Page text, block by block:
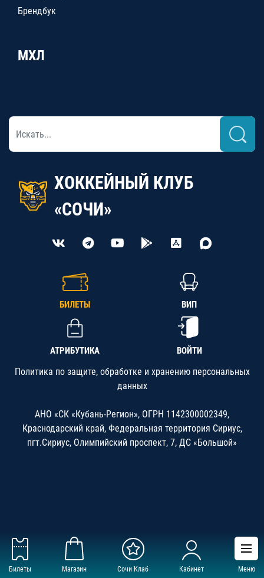
Билеты Магазин Сочи Клаб Кабинет Меню
Брендбук
МХЛ
ХОККЕЙНЫЙ КЛУБ
«СОЧИ»
БИЛЕТЫ ВИП
АТРИБУТИКА ВОЙТИ
Политика по защите, обработке и хранению персональных
данных
АНО «СК «Кубань-Регион», ОГРН 1142300002349,
Краснодарский край, Федеральная территория Сириус,
пгт.Сириус, Олимпийский проспект, 7, ДС «Большой»